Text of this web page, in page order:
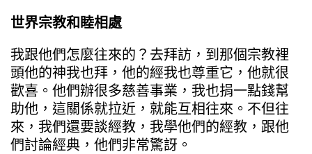
世界宗教和睦相處
我跟他們怎麼往來的？去拜訪，到那個宗教裡
頭他的神我也拜，他的經我也尊重它，他就很
歡喜。他們辦很多慈善事業，我也捐一點錢幫
助他，這關係就拉近，就能互相往來。不但往
來，我們還要談經教，我學他們的經教，跟他
們討論經典，他們非常驚訝。